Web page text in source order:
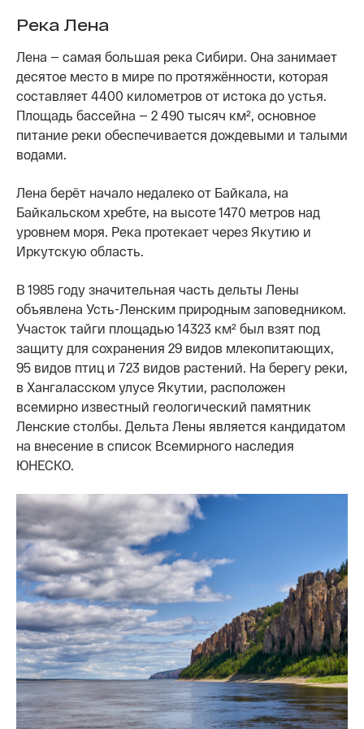
Река Лена
Лена — самая большая река Сибири. Она занимает
десятое место в мире по протяжённости, которая
составляет 4400 километров от истока до устья.
Площадь бассейна — 2 490 тысяч км², основное
питание реки обеспечивается дождевыми и талыми
водами.
Лена берёт начало недалеко от Байкала, на
Байкальском хребте, на высоте 1470 метров над
уровнем моря. Река протекает через Якутию и
Иркутскую область.
В 1985 году значительная часть дельты Лены
объявлена Усть-Ленским природным заповедником.
Участок тайги площадью 14323 км² был взят под
защиту для сохранения 29 видов млекопитающих,
95 видов птиц и 723 видов растений. На берегу реки,
в Хангаласском улусе Якутии, расположен
всемирно известный геологический памятник
Ленские столбы. Дельта Лены является кандидатом
на внесение в список Всемирного наследия
ЮНЕСКО.